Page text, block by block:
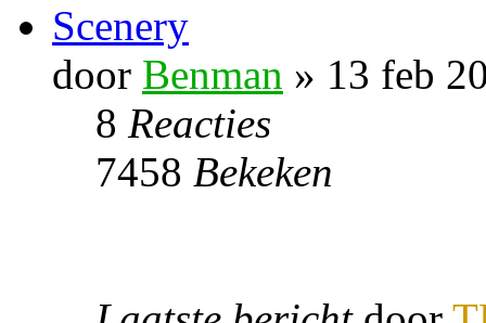
Scenery
door Benman » 13 feb
8 Reacties
7458 Bekeken